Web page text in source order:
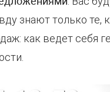
знают только
как ведет себя